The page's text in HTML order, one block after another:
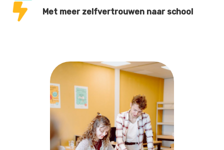
Met meer zelfvertrouwen naar school